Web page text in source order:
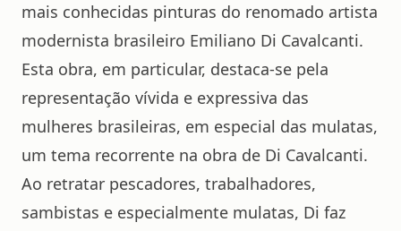
mais conhecidas pinturas do renomado artista
modernista brasileiro Emiliano Di Cavalcanti.
Esta obra, em particular, destaca-se pela
representação vívida e expressiva das
mulheres brasileiras, em especial das mulatas,
um tema recorrente na obra de Di Cavalcanti.
Ao retratar pescadores, trabalhadores,
sambistas e especialmente mulatas, Di faz